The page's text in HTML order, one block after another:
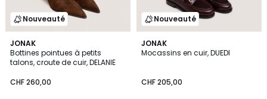
Nouveauté
JONAK
Bottines pointues à petits
talons, croute de cuir, DELANIE
CHF 260,00
Nouveauté
JONAK
Mocassins en cuir, DUEDI
CHF 205,00